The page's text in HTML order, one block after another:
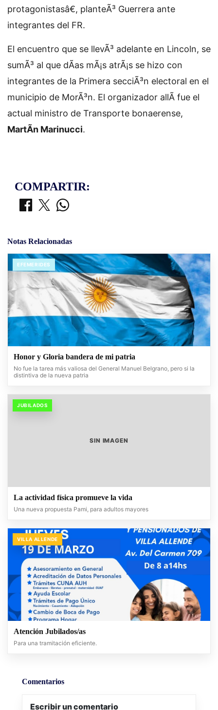
protagonistasâ€, planteÃ³ Guerrera ante
integrantes del FR.
El encuentro que se llevÃ³ adelante en Lincoln, se
sumÃ³ al que dÃ­as mÃ¡s atrÃ¡s se hizo con
integrantes de la Primera secciÃ³n electoral en el
municipio de MorÃ³n. El organizador allÃ­ fue el
actual ministro de Transporte bonaerense,
MartÃ­n Marinucci.
COMPARTIR:
Notas Relacionadas
EFEMERIDES
Honor y Gloria bandera de mi patria
No fue la tarea más valiosa del General Manuel Belgrano, pero si la
distintiva de la nueva patria
JUBILADOS
SIN IMAGEN
La actividad física promueve la vida
Una nueva propuesta Pami, para adultos mayores
VILLA ALLENDE
Atención Jubilados/as
Para una tramitación eficiente.
Comentarios
Escribir un comentario